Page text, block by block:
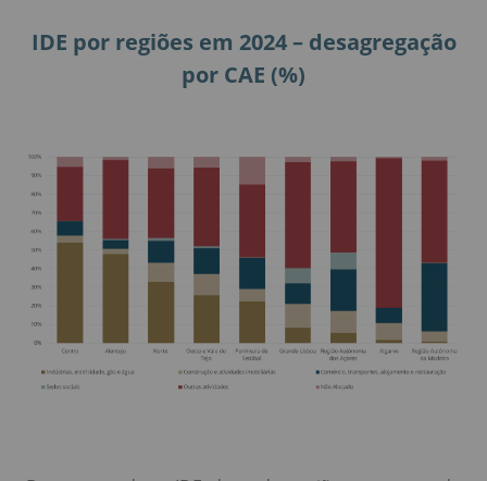
IDE por regiões em 2024 – desagregação
por CAE (%)